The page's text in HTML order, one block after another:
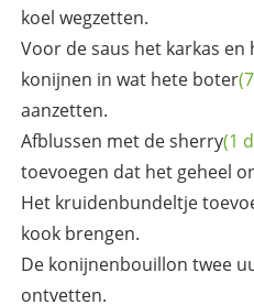
koel wegzetten.
Voor de saus het karkas en
konijnen in wat hete boter
aanzetten.
Afblussen met desherry(1
toevoegen dat het geheel
Het kruidenbundeltje
kook brengen.
De konijnenbouillon twee
ontvetten.